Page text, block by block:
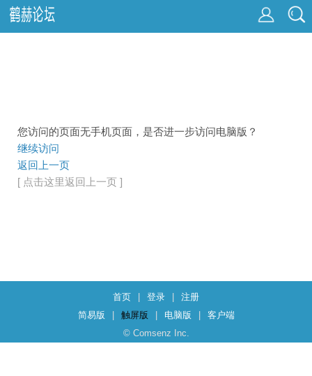
您访问的页面无手机页面，是否进一步访问电脑版？
继续访问
返回上一页
[ 点击这里返回上一页 ]
首页 登录
注册
简易版
触屏版 电脑版
客户端
© Comsenz Inc.